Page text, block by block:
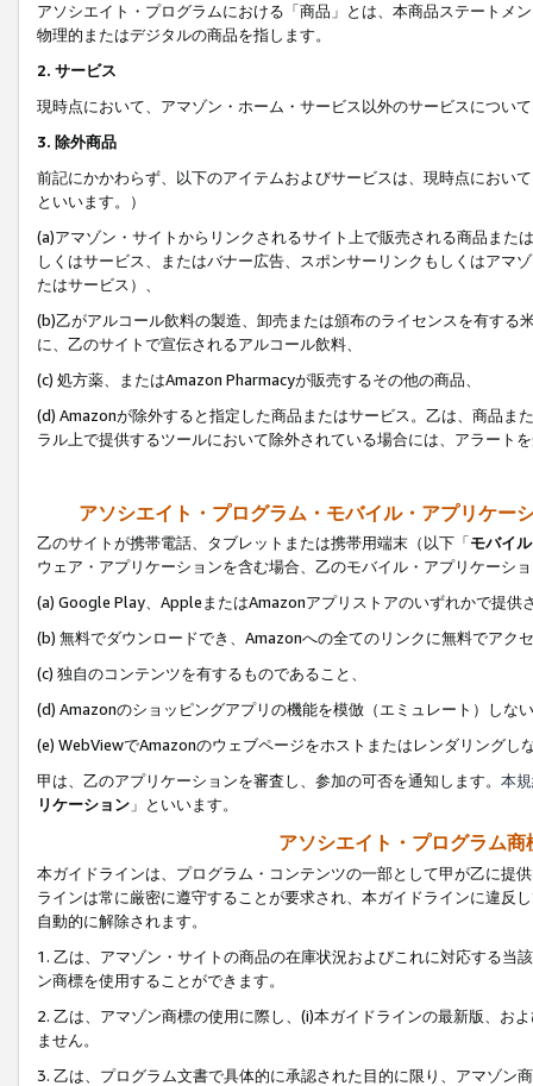
アソシエイト・プログラムにおける「商品」とは、本商品ステートメ
物理的またはデジタルの商品を指します。
2. サービス
現時点において、アマゾン・ホーム・サービス以外のサービスについ
3. 除外商品
前記にかかわらず、以下のアイテムおよびサービスは、現時点におい
といいます。）
(a)アマゾン・サイトからリンクされるサイト上で販売される商品ま
しくはサービス、またはバナー広告、スポンサーリンクもしくはアマ
たはサービス）、
(b)乙がアルコール飲料の製造、卸売または頒布のライセンスを有す
に、乙のサイトで宣伝されるアルコール飲料、
(c) 処方薬、またはAmazon Pharmacyが販売するその他の商品、
(d) Amazonが除外すると指定した商品またはサービス。乙は、商品ま
ラル上で提供するツールにおいて除外されている場合には、アラート
アソシエイト・プログラム・モバイル・アプリケー
乙のサイトが携帯電話、タブレットまたは携帯用端末（以下「モバイ
ウェア・アプリケーションを含む場合、乙のモバイル・アプリケーシ
(a) Google Play、AppleまたはAmazonアプリストアのいずれかで提供
(b) 無料でダウンロードでき、Amazonへの全てのリンクに無料でアク
(c) 独自のコンテンツを有するものであること、
(d) Amazonのショッピングアプリの機能を模倣（エミュレート）しな
(e) WebViewでAmazonのウェブページをホストまたはレンダリングし
甲は、乙のアプリケーションを審査し、参加の可否を通知します。 本
リケーション 」といいます。
アソシエイト・プログラム
本ガイドラインは、プログラム・コンテンツの一部として甲が乙に提
ラインは常に厳密に遵守することが要求され、本ガイドラインに違反
自動的に解除されます。
1. 乙は、アマゾン・サイトの商品の在庫状況およびこれに対応する
ン商標を使用することができます。
2. 乙は、アマゾン商標の使用に際し、(i)本ガイドラインの最新版、お
ません。
3. 乙は、プログラム文書で具体的に承認された目的に限り、アマゾン